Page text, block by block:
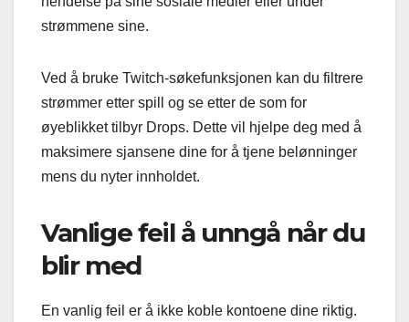
strømmene sine.
Ved å bruke Twitch-søkefunksjonen kan du filtrere
strømmer etter spill og se etter de som for
øyeblikket tilbyr Drops. Dette vil hjelpe deg med å
maksimere sjansene dine for å tjene belønninger
mens du nyter innholdet.
Vanlige feil å unngå når du
blir med
En vanlig feil er å ikke koble kontoene dine riktig.